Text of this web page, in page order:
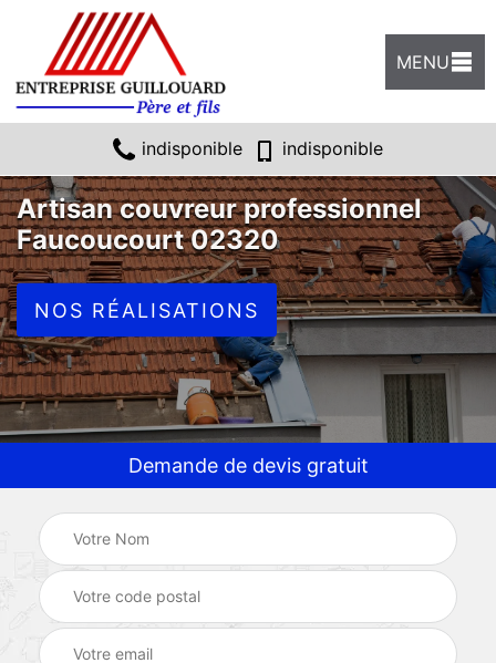
MENU
indisponible indisponible
Artisan couvreur professionnel
Faucoucourt 02320
NOS RÉALISATIONS
Demande de devis gratuit